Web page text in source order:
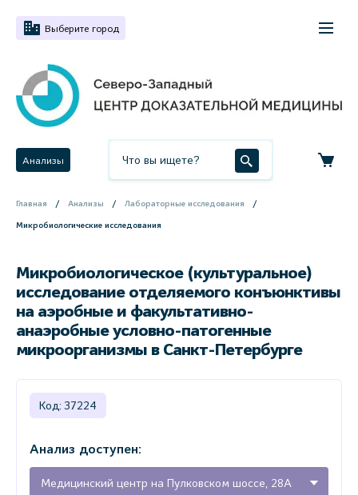
Выберите город
Анализы
Главная Анализы Лабораторные исследования
Микробиологические исследования
Микробиологическое (культуральное)
исследование отделяемого конъюнктивы
на аэробные и факультативно-
анаэробные условно-патогенные
микроорганизмы в Санкт-Петербурге
Код: 37224
Анализ доступен:
Медицинский центр на Пулковском шоссе, 28А